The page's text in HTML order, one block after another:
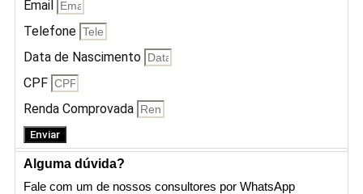
Email
Telefone
Data de Nascimento
CPF
Renda Comprovada
Enviar
Alguma dúvida?
Fale com um de nossos consultores por WhatsApp